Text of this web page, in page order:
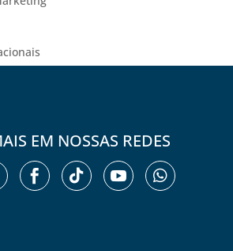
EM NOSSAS REDES
   